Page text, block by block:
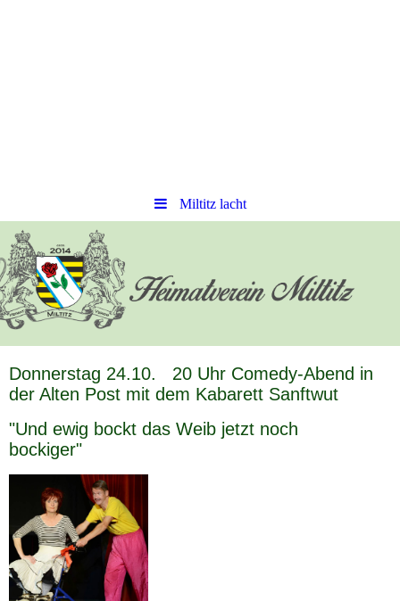
Miltitz lacht
Donnerstag 24.10. 20 Uhr Comedy-Abend in
der Alten Post mit dem Kabarett Sanftwut
"Und ewig bockt das Weib jetzt noch
bockiger"